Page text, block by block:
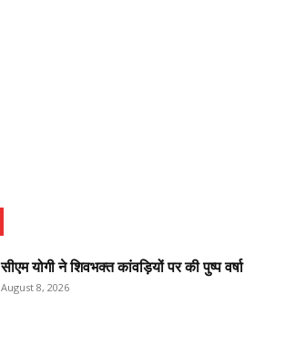
सीएम योगी ने शिवभक्त कांवड़ियों पर की पुष्प वर्षा
August 8, 2026